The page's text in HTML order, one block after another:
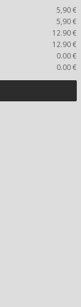
5,90 €
5,90 €
12.90 €
12.90 €
0.00 €
0.00 €